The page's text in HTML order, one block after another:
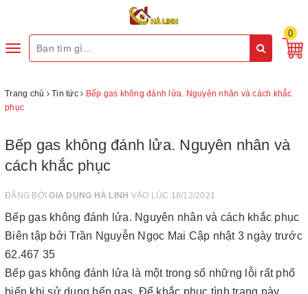
Toggle
0
Trang chủ Tin tức
Bếp gas không đánh lửa. Nguyên nhân và cách khắc
phục
Bếp gas không đánh lửa. Nguyên nhân và
cách khắc phục
ĐĂNG BỞIGIA DỤNG HÀ LINH VÀO LÚC 18/12/2021
Bếp gas không đánh lửa. Nguyên nhân và cách khắc phục
Biên tập bởi Trần Nguyễn Ngọc Mai Cập nhật 3 ngày trước
62.467 35
Bếp gas không đánh lửa là một trong số những lỗi rất phổ
biến khi sử dụng bếp gas. Để khắc phục tình trạng này,